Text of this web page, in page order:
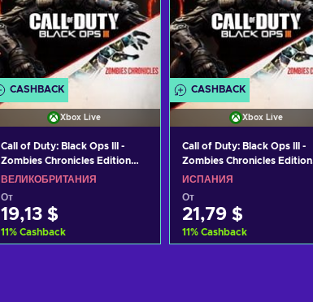
CASHBACK
Xbox Live
Call of Duty: Black Ops III -
Zombies Chronicles Edition
XBOX LIVE Key UNITED
ВЕЛИКОБРИТАНИЯ
От
19,13 $
11% Cashback
CASHBACK
Xbox Live
Call of Duty: Black Ops III -
Zombies Chronicles Edition
XBOX LIVE Key SPAIN
ИСПАНИЯ
От
21,79 $
11% Cashback